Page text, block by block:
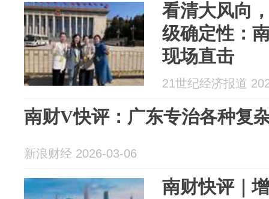
看清大风向
级确定性：
现场直击
21世纪经济报道
南财V快评：广东专治各种复
新浪财经 2026-03-06
南财快评｜